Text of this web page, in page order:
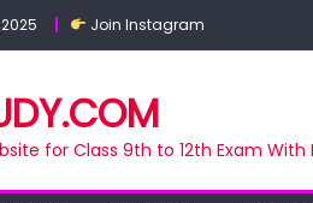
Join Instagram
for Class 9th to 12th Exam